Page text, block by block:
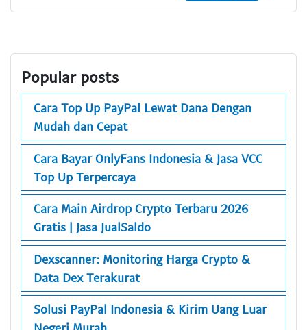
Popular posts
Cara Top Up PayPal Lewat Dana Dengan
Mudah dan Cepat
Cara Bayar OnlyFans Indonesia & Jasa VCC
Top Up Terpercaya
Cara Main Airdrop Crypto Terbaru 2026
Gratis | Jasa JualSaldo
Dexscanner: Monitoring Harga Crypto &
Data Dex Terakurat
Solusi PayPal Indonesia & Kirim Uang Luar